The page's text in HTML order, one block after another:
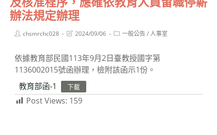
辦法規定辦理
Postchsmrchc028
Post2024/09/06
Post一般公告/人事室
依據教育部民國113年9月2日臺教授國字第
1136002015號函辦理，檢附該函示1份。
教育部函-1
下載
Post Views: 159